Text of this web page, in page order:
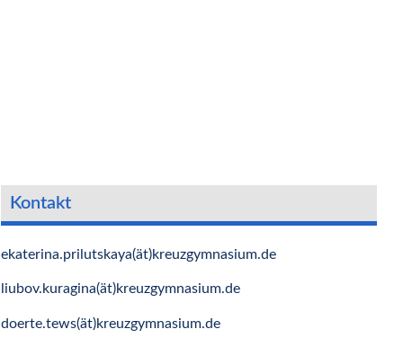
Kontakt
ekaterina.prilutskaya(ät)kreuzgymnasium.de
liubov.kuragina(ät)kreuzgymnasium.de
doerte.tews(ät)kreuzgymnasium.de